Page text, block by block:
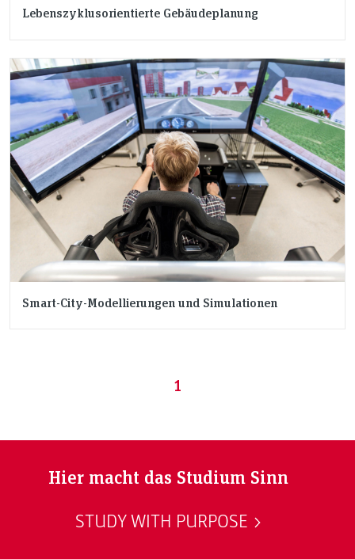
Lebenszyklusorientierte Gebäudeplanung
Smart-City-Modellierungen und Simulationen
1
Hier macht das Studium Sinn
STUDY WITH PURPOSE